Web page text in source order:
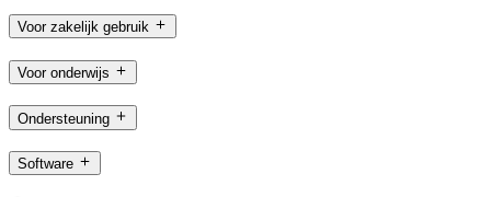
Voor zakelijk gebruik
Voor onderwijs
Ondersteuning
Software